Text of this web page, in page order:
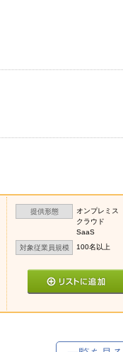
提供形態
オンプレミス
クラウド
SaaS
対象従業員規模
100名以上